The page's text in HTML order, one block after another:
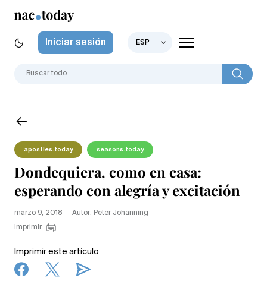
Iniciar sesión ESP
apostles.today seasons.today
Dondequiera, como en casa:
esperando con alegría y excitación
marzo 9, 2018
Autor: Peter Johanning
Imprimir
Imprimir este artículo